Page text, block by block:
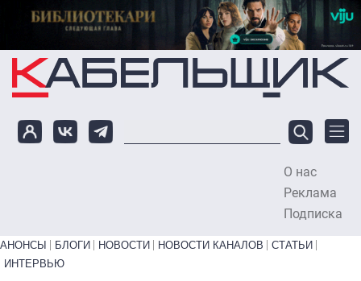
Перейти к основному содержанию
О нас
Реклама
Подписка
Primary links bottom
АНОНСЫ БЛОГИ НОВОСТИ НОВОСТИ КАНАЛОВ
СТАТЬИ
ИНТЕРВЬЮ